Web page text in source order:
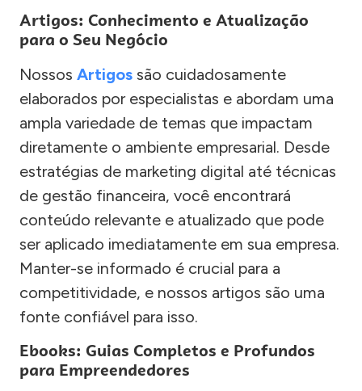
Artigos: Conhecimento e Atualização
para o Seu Negócio
Nossos Artigos são cuidadosamente
elaborados por especialistas e abordam uma
ampla variedade de temas que impactam
diretamente o ambiente empresarial. Desde
estratégias de marketing digital até técnicas
de gestão financeira, você encontrará
conteúdo relevante e atualizado que pode
ser aplicado imediatamente em sua empresa.
Manter-se informado é crucial para a
competitividade, e nossos artigos são uma
fonte confiável para isso.
Ebooks: Guias Completos e Profundos
para Empreendedores